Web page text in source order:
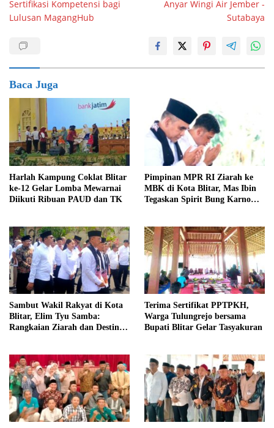
Sertifikasi Kompetensi bagi
Lulusan MagangHub
Anyar Wingi Air Jember -
Sutabaya
Baca Juga
Harlah Kampung Coklat Blitar
ke-12 Gelar Lomba Mewarnai
Diikuti Ribuan PAUD dan TK
Pimpinan MPR RI Ziarah ke
MBK di Kota Blitar, Mas Ibin
Tegaskan Spirit Bung Karno
Sambut Wakil Rakyat di Kota
Blitar, Elim Tyu Samba:
Rangkaian Ziarah dan Destinasi
Terima Sertifikat PPTPKH,
Warga Tulungrejo bersama
Bupati Blitar Gelar Tasyakuran